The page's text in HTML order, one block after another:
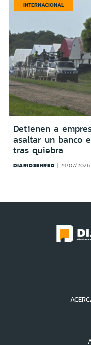
INTERNACIONAL
Detienen a
asaltar un banco
tras quiebra
DIARIOSENRED 29/07/2026